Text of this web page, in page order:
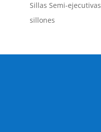
Sillas Semi-ejecutivas
sillones